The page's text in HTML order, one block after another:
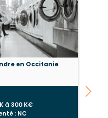
en Occitanie
à 300 K€
: NC